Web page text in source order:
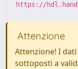
https://
Attenzione
Attenzione! I
sottoposti a